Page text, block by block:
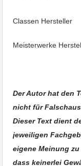
Classen Hersteller
Meisterwerke
Der Autor hat den
nicht für
Dieser Text dient
jeweiligen
eigene Meinung
dass keinerlei